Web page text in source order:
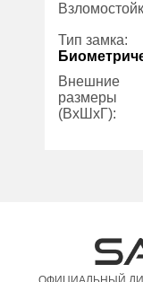
Тип замка:
Внешние
размеры
(ВхШхГ):
Внутренний
объем (л):